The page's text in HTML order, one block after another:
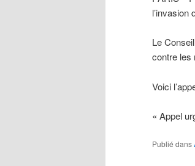
l’invasion
Le
contre les
Voici
« Appel
Publié dans